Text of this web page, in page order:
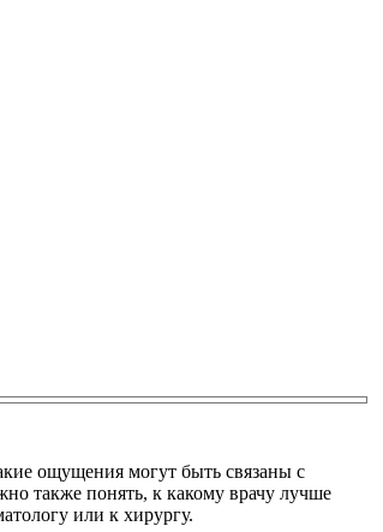
ощущения могут быть связаны с
также понять, к какому врачу лучше
или к хирургу.